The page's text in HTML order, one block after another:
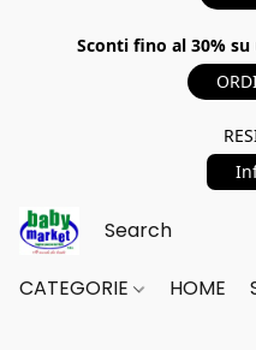
Sconti fino al 30%
CATEGORIE HOME